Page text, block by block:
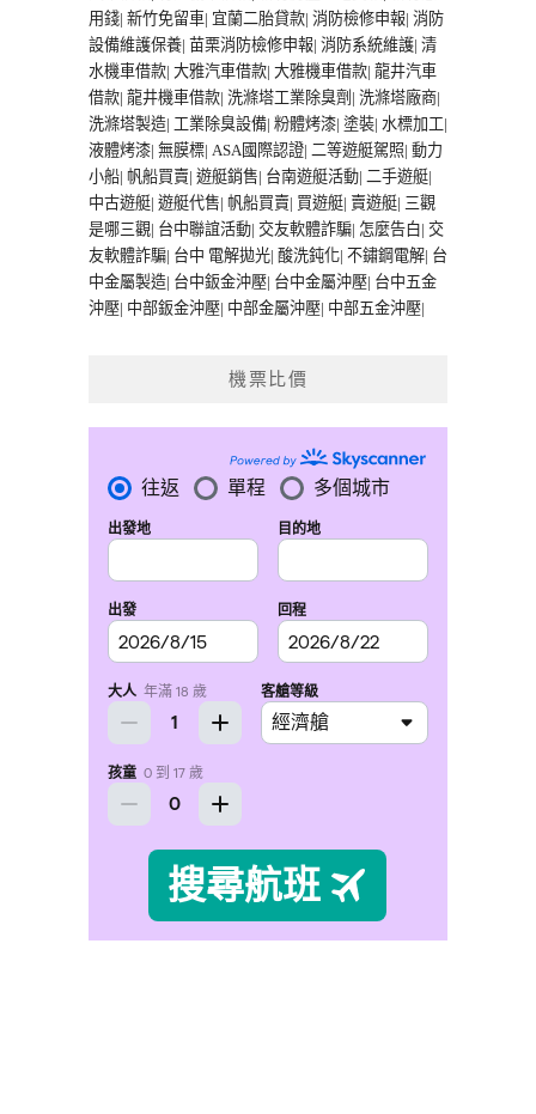
用錢| 新竹免留車| 宜蘭二胎貸款| 消防檢修申報| 消防
設備維護保養| 苗栗消防檢修申報| 消防系統維護| 清
水機車借款| 大雅汽車借款| 大雅機車借款| 龍井汽車
借款| 龍井機車借款| 洗滌塔工業除臭劑 | 洗滌塔廠商|
洗滌塔製造| 工業除臭設備| 粉體烤漆| 塗裝| 水標加工|
液體烤漆| 無膜標| ASA國際認證| 二等遊艇駕照| 動力
小船| 帆船買賣| 遊艇銷售| 台南遊艇活動| 二手遊艇|
中古遊艇| 遊艇代售| 帆船買賣| 買遊艇| 賣遊艇| 三觀
是哪三觀| 台中聯誼活動| 交友軟體詐騙| 怎麼告白| 交
友軟體詐騙| 台中 電解拋光| 酸洗鈍化| 不鏽鋼電解| 台
中金屬製造| 台中鈑金沖壓| 台中金屬沖壓| 台中五金
沖壓| 中部鈑金沖壓| 中部金屬沖壓| 中部五金沖壓|
機票比價